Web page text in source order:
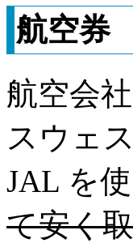
航空券
航空会
スウェ
JAL を
て安く